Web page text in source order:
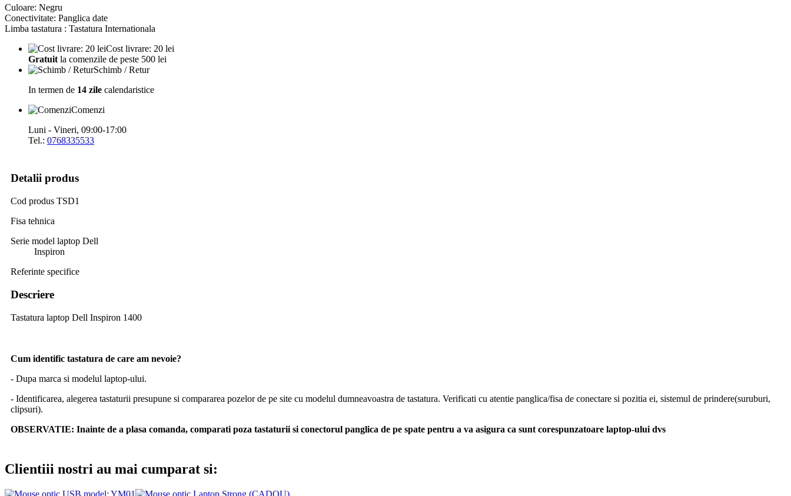
Culoare: Negru
Conectivitate: Panglica date
Limba tastatura : Tastatura Internationala
Cost livrare: 20 lei
Gratuit la comenzile de peste 500 lei
Schimb / Retur
In termen de 14 zile calendaristice
Comenzi
Luni - Vineri, 09:00-17:00
Tel.: 0768335533
Detalii produs
Cod produs TSD1
Fisa tehnica
Serie model laptop Dell
Inspiron
Referinte specifice
Descriere
Tastatura laptop Dell Inspiron 1400
Cum identific tastatura de care am nevoie?
- Dupa marca si modelul laptop-ului.
- Identificarea, alegerea tastaturii presupune si compararea pozelor de pe site cu modelul dumneavoastra de tastatura. Verificati cu atentie panglica/fisa de conectare si pozitia ei, sistemul de prindere(suruburi,
clipsuri).
OBSERVATIE: Inainte de a plasa comanda, comparati poza tastaturii si conectorul panglica de pe spate pentru a va asigura ca sunt corespunzatoare laptop-ului dvs
Clientiii nostri au mai cumparat si: